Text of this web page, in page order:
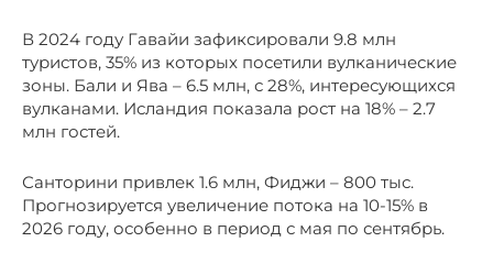
В 2024 году Гавайи зафиксировали 9.8 млн
туристов, 35% из которых посетили вулканические
зоны. Бали и Ява – 6.5 млн, с 28%, интересующихся
вулканами. Исландия показала рост на 18% – 2.7
млн гостей.
Санторини привлек 1.6 млн, Фиджи – 800 тыс.
Прогнозируется увеличение потока на 10-15% в
2026 году, особенно в период с мая по сентябрь.